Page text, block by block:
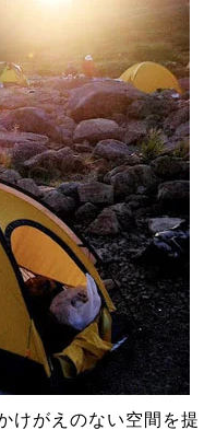
けがえのない空間を提